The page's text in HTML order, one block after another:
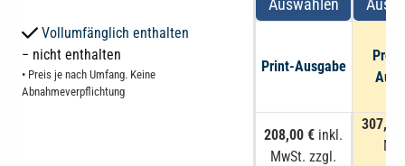
Auswählen
Vollumfänglich enthalten
− nicht enthalten
• Preis je nach Umfang. Keine
Abnahmeverpflichtung
Print-Ausgabe
208,00 € inkl.
MwSt. zzgl.
307,00